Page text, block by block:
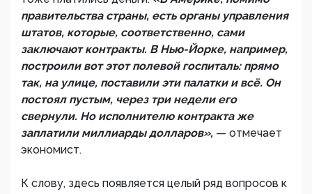
правительства страны, есть органы управления
штатов, которые, соответственно, сами
заключают контракты. В Нью-Йорке, например,
построили вот этот полевой госпиталь: прямо
так, на улице, поставили эти палатки и всё. Он
постоял пустым, через три недели его
свернули. Но исполнителю контракта же
заплатили миллиарды долларов», — отмечает
экономист.
К слову, здесь появляется целый ряд вопросов к